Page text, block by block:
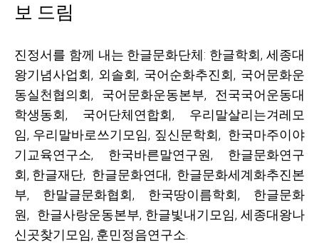
보 드림
진정서를 함께 내는 한글문화단체: 한글학회,세종대
왕기념사업회, 외솔회, 국어순화추진회, 국어문화운
동실천협의회, 국어문화운동본부, 전국국어운동대
학생동회, 국어단체연합회, 우리말살리는겨레모
임, 우리말바로쓰기모임, 짚신문학회, 한국마주이야
기교육연구소, 한국바른말연구원, 한글문화연구
회, 한글재단, 한글문화연대, 한글문화세계화추진본
부, 한말글문화협회, 한국땅이름학회, 한글문화
원, 한글사랑운동본부, 한글빛내기모임, 세종대왕나
신곳찾기모임, 훈민정음연구소